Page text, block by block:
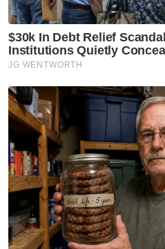
Artikel
berkuasa
ketika
Semasa
Kenderaan
dipandu
aset